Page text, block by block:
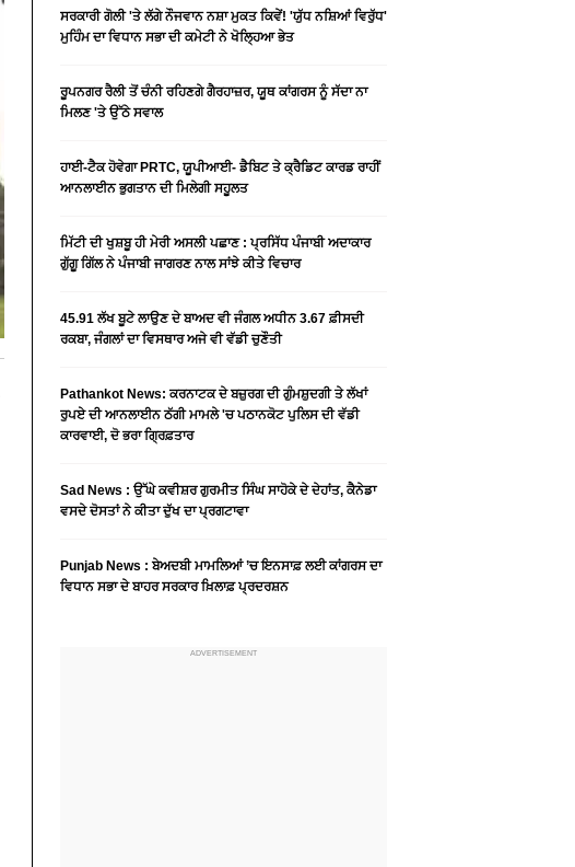
ਸਰਕਾਰੀ ਗੋਲੀ 'ਤੇ ਲੱਗੇ ਨੌਜਵਾਨ ਨਸ਼ਾ ਮੁਕਤ ਕਿਵੇਂ! 'ਯੁੱਧ ਨਸ਼ਿਆਂ ਵਿਰੁੱਧ'
ਮੁਹਿੰਮ ਦਾ ਵਿਧਾਨ ਸਭਾ ਦੀ ਕਮੇਟੀ ਨੇ ਖੋਲ੍ਹਿਆ ਭੇਤ
ਰੂਪਨਗਰ ਰੈਲੀ ਤੋਂ ਚੰਨੀ ਰਹਿਣਗੇ ਗੈਰਹਾਜ਼ਰ, ਯੂਥ ਕਾਂਗਰਸ ਨੂੰ ਸੱਦਾ ਨਾ
ਮਿਲਣ 'ਤੇ ਉੱਠੇ ਸਵਾਲ
ਹਾਈ-ਟੈਕ ਹੋਵੇਗਾ PRTC, ਯੂਪੀਆਈ- ਡੈਬਿਟ ਤੇ ਕ੍ਰੈਡਿਟ ਕਾਰਡ ਰਾਹੀਂ
ਆਨਲਾਈਨ ਭੁਗਤਾਨ ਦੀ ਮਿਲੇਗੀ ਸਹੂਲਤ
ਮਿੱਟੀ ਦੀ ਖੁਸ਼ਬੂ ਹੀ ਮੇਰੀ ਅਸਲੀ ਪਛਾਣ : ਪ੍ਰਸਿੱਧ ਪੰਜਾਬੀ ਅਦਾਕਾਰ
ਗੁੱਗੂ ਗਿੱਲ ਨੇ ਪੰਜਾਬੀ ਜਾਗਰਣ ਨਾਲ ਸਾਂਝੇ ਕੀਤੇ ਵਿਚਾਰ
45.91 ਲੱਖ ਬੂਟੇ ਲਾਉਣ ਦੇ ਬਾਅਦ ਵੀ ਜੰਗਲ ਅਧੀਨ 3.67 ਫ਼ੀਸਦੀ
ਰਕਬਾ, ਜੰਗਲਾਂ ਦਾ ਵਿਸਥਾਰ ਅਜੇ ਵੀ ਵੱਡੀ ਚੁਣੌਤੀ
Pathankot News: ਕਰਨਾਟਕ ਦੇ ਬਜ਼ੁਰਗ ਦੀ ਗੁੰਮਸ਼ੁਦਗੀ ਤੇ ਲੱਖਾਂ
ਰੁਪਏ ਦੀ ਆਨਲਾਈਨ ਠੱਗੀ ਮਾਮਲੇ 'ਚ ਪਠਾਨਕੋਟ ਪੁਲਿਸ ਦੀ ਵੱਡੀ
ਕਾਰਵਾਈ, ਦੋ ਭਰਾ ਗ੍ਰਿਫ਼ਤਾਰ
Sad News : ਉੱਘੇ ਕਵੀਸ਼ਰ ਗੁਰਮੀਤ ਸਿੰਘ ਸਾਹੋਕੇ ਦੇ ਦੇਹਾਂਤ, ਕੈਨੇਡਾ
ਵਸਦੇ ਦੋਸਤਾਂ ਨੇ ਕੀਤਾ ਦੁੱਖ ਦਾ ਪ੍ਰਗਟਾਵਾ
Punjab News : ਬੇਅਦਬੀ ਮਾਮਲਿਆਂ ’ਚ ਇਨਸਾਫ਼ ਲਈ ਕਾਂਗਰਸ ਦਾ
ਵਿਧਾਨ ਸਭਾ ਦੇ ਬਾਹਰ ਸਰਕਾਰ ਖ਼ਿਲਾਫ਼ ਪ੍ਰਦਰਸ਼ਨ